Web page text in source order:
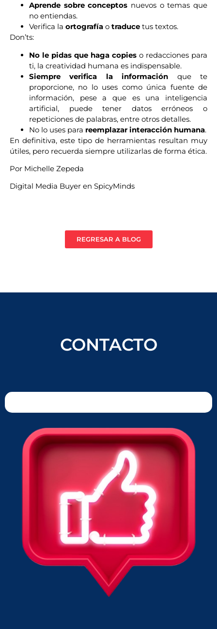
Aprende sobre conceptos nuevos o temas que
no entiendas.
Verifica la ortografía o traduce tus textos.
Don’ts:
No le pidas que haga copies o redacciones para
ti, la creatividad humana es indispensable.
Siempre verifica la información que te
proporcione, no lo uses como única fuente de
información, pese a que es una inteligencia
artificial, puede tener datos erróneos o
repeticiones de palabras, entre otros detalles.
No lo uses para reemplazar interacción humana.
En definitiva, este tipo de herramientas resultan muy
útiles, pero recuerda siempre utilizarlas de forma ética.
Por Michelle Zepeda
Digital Media Buyer en SpicyMinds
REGRESAR A BLOG
CONTACTO